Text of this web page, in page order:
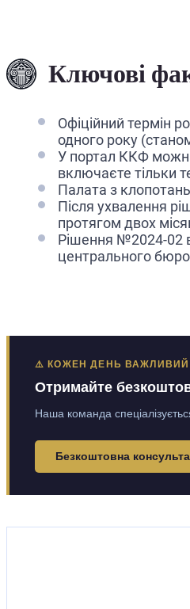
Ключові
Офіційний термін
одного року
У портал ККФ
включаєте тільки
Палата з
Після ухвалення
протягом двох
Рішення №2024-02
центрального
⚠️ КОЖЕН ДЕНЬ ВАЖЛИВИЙ
Отримайте
Наша команда
Безкоштовна